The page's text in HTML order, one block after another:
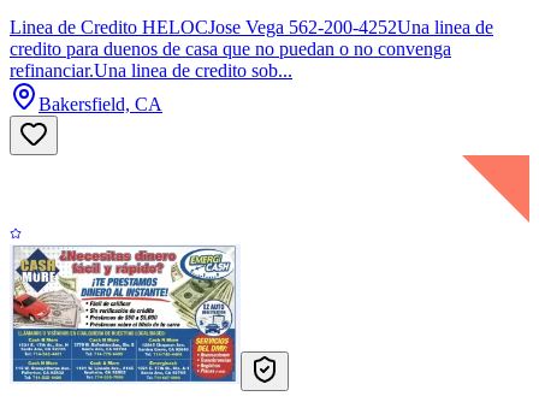
Linea de Credito HELOCJose Vega 562-200-4252Una linea de
credito para duenos de casa que no puedan o no convenga
refinanciar.Una linea de credito sob...
Bakersfield, CA